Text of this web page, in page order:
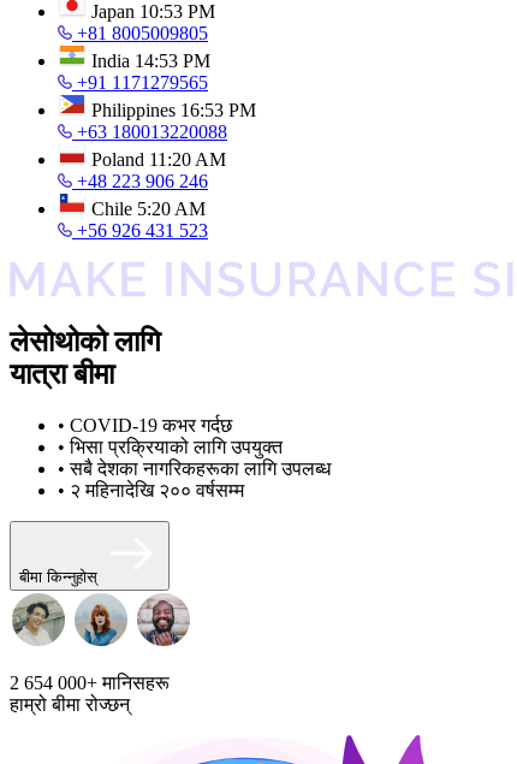
Japan 10:53 PM
+81 8005009805
India 14:53 PM
+91 1171279565
Philippines 16:53 PM
+63 180013220088
Poland 11:20 AM
+48 223 906 246
Chile 5:20 AM
+56 926 431 523
लेसोथोको लागि
यात्रा बीमा
• COVID-19 कभर गर्दछ
• भिसा प्रक्रियाको लागि उपयुक्त
• सबै देशका नागरिकहरूका लागि उपलब्ध
• २ महिनादेखि २०० वर्षसम्म
बीमा किन्नुहोस्
2 654 000+मानिसहरू
हाम्रो बीमा रोज्छन्